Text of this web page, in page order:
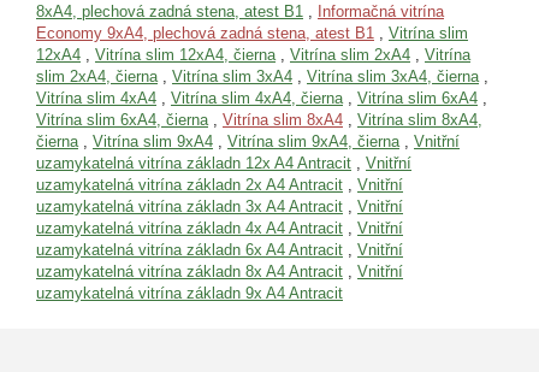
8xA4, plechová zadná stena, atest B1
Informačná vitrína
Economy 9xA4, plechová zadná stena, atest B1
Vitrína slim
12xA4
Vitrína slim 12xA4, čierna Vitrína slim 2xA4
Vitrína
slim 2xA4, čierna
Vitrína slim 3xA4 Vitrína slim 3xA4, čierna
Vitrína slim 4xA4
Vitrína slim 4xA4, čierna Vitrína slim 6xA4
Vitrína slim 6xA4, čierna
Vitrína slim 8xA4
Vitrína slim 8xA4,
čierna
Vitrína slim 9xA4 Vitrína slim 9xA4, čierna
Vnitřní
uzamykatelná vitrína základn 12x A4 Antracit
Vnitřní
uzamykatelná vitrína základn 2x A4 Antracit
Vnitřní
uzamykatelná vitrína základn 3x A4 Antracit
Vnitřní
uzamykatelná vitrína základn 4x A4 Antracit
Vnitřní
uzamykatelná vitrína základn 6x A4 Antracit
Vnitřní
uzamykatelná vitrína základn 8x A4 Antracit
Vnitřní
uzamykatelná vitrína základn 9x A4 Antracit